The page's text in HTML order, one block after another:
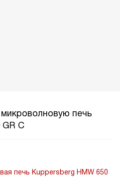
печь
GR C
печь Kuppersberg HMW 650